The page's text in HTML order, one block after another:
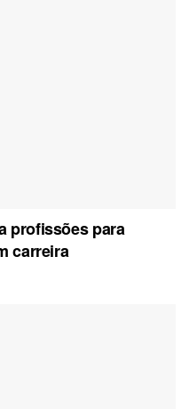
profissões para
carreira